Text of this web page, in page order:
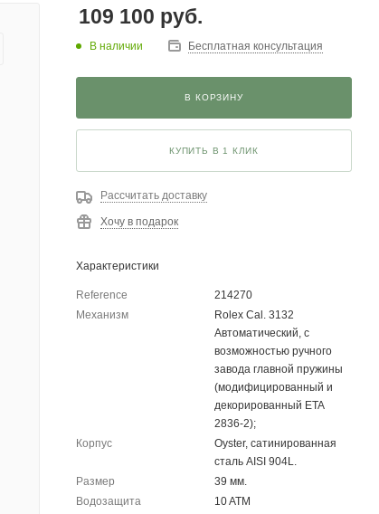
109 100 руб.
В наличии Бесплатная консультация
В КОРЗИНУ
КУПИТЬ В 1 КЛИК
Рассчитать доставку
Хочу в подарок
Характеристики
Reference
214270
Механизм
Rolex Cal. 3132
Автоматический, с
возможностью ручного
завода главной пружины
(модифицированный и
декорированный ETA
2836-2);
Корпус
Oyster, сатинированная
сталь AISI 904L.
Размер
39 мм.
Водозащита
10 ATM